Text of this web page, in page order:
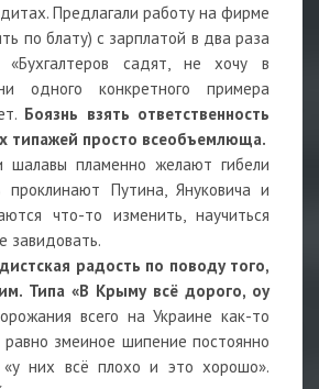
Предлагали работу на фирме
по блату) с зарплатой в два раза
садят, не хочу в
одного конкретного примера
Боязнь взять ответственность
типажей просто всеобъемлюща.
пламенно желают гибели
проклинают Путина, Януковича и
что-то изменить, научиться
завидовать.
радость по поводу того,
Типа «В Крыму всё дорого, оу
всего на Украине как-то
равно змеиное шипение постоянно
«у них всё плохо и это хорошо».